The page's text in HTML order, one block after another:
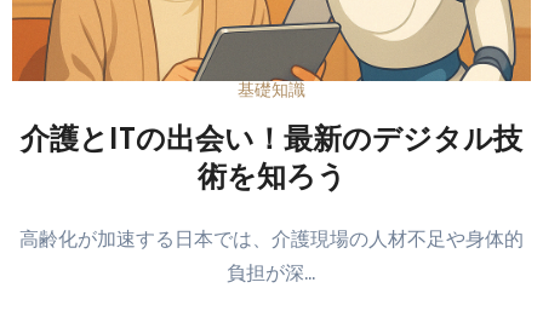
基礎知識
介護とITの出会い！最新のデジタル技
術を知ろう
高齢化が加速する日本では、介護現場の人材不足や身体的
負担が深…